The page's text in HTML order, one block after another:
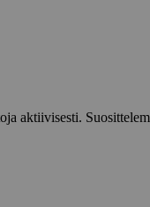
aktiivisesti.